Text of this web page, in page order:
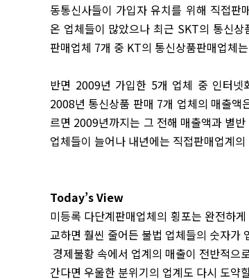
동통신사들이 가입자 유치를 위해 직접
온 업체들이 많았으나 최근 SKT의 통신
판매업체 7개 중 KT의 통신상품판매업체
반면 2009년 가입한 5개 업체 중 인터넷
2008년 통신상품 판매 7개 업체의 매출
르면 2009년까지는 그 전해 매출액과 별
업체들이 늘어나 내년에는 직접판매업계
Today’s View
미등록 다단계판매업체의 횡포는 완전하
교하면 훨씬 줄어든 불법 업체들의 숫자가
경제불황 속에서 업계의 매출이 전반적으
간다면 우울한 분위기의 업계도 다시 도약